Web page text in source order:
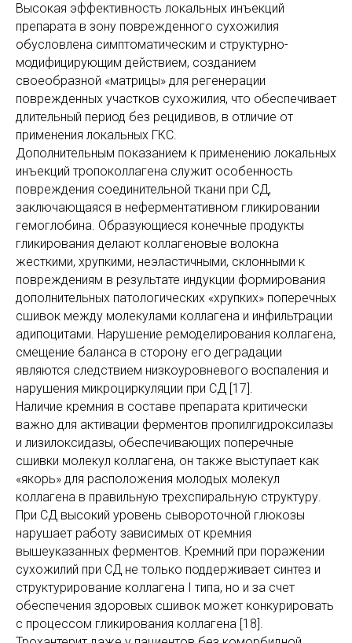
Высокая эффективность локальных инъекций
препарата в зону поврежденного сухожилия
обусловлена симптоматическим и структурно-
модифицирующим действием, созданием
своеобразной «матрицы» для регенерации
поврежденных участков сухожилия, что обеспечивает
длительный период без рецидивов, в отличие от
применения локальных ГКС.
Дополнительным показанием к применению локальных
инъекций тропоколлагена служит особенность
повреждения соединительной ткани при СД,
заключающаяся в неферментативном гликировании
гемоглобина. Образующиеся конечные продукты
гликирования делают коллагеновые волокна
жесткими, хрупкими, неэластичными, склонными к
повреждениям в результате индукции формирования
дополнительных патологических «хрупких» поперечных
сшивок между молекулами коллагена и инфильтрации
адипоцитами. Нарушение ремоделирования коллагена,
смещение баланса в сторону его деградации
являются следствием низкоуровневого воспаления и
нарушения микроциркуляции при СД [17].
Наличие кремния в составе препарата критически
важно для активации ферментов пропилгидроксилазы
и лизилоксидазы, обеспечивающих поперечные
сшивки молекул коллагена, он также выступает как
«якорь» для расположения молодых молекул
коллагена в правильную трехспиральную структуру.
При СД высокий уровень сывороточной глюкозы
нарушает работу зависимых от кремния
вышеуказанных ферментов. Кремний при поражении
сухожилий при СД не только поддерживает синтез и
структурирование коллагена I типа, но и за счет
обеспечения здоровых сшивок может конкурировать
с процессом гликирования коллагена [18].